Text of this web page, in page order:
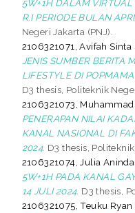
5W+1H DALAM
R.I PERIODE BULAN
Negeri Jakarta (PNJ).
2106321071, Avifah Sinta
JENIS SUMBER BERITA
LIFESTYLE DI
D3 thesis, Politeknik
2106321073,
PENERAPAN NILAI
KANAL NASIONAL DI
2024. D3 thesis,
2106321074, Julia
5W+1H PADA KANAL
14 JULI 2024. D3 thesis,
2106321075, Teuku